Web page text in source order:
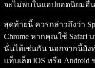
จะไม่พบในแอปยอดนิยมอื่
สุดท้ายนี้ ควรกล่าวถึงว่า
Chrome หากคุณใช้ Safari
นั่นได้เช่นกัน นอกจากนี้ยัง
แท็บเล็ต iOS หรือ